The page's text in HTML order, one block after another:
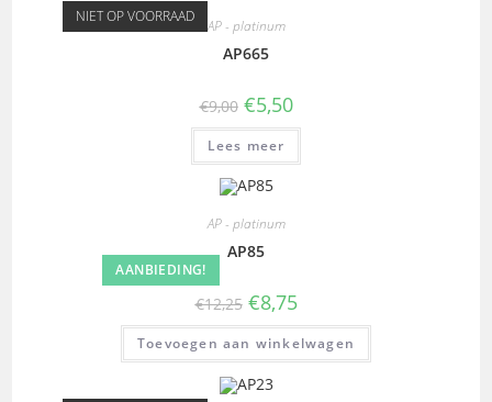
NIET OP VOORRAAD AP - platinum
AP665
€9,00 €5,50
Lees meer
AANBIEDING!
AP - platinum
AP85
€12,25 €8,75
Toevoegen aan winkelwagen